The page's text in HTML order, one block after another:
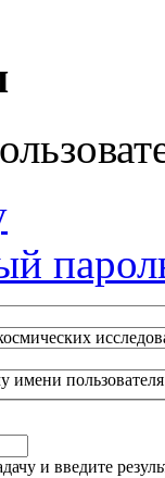
имени
и введите